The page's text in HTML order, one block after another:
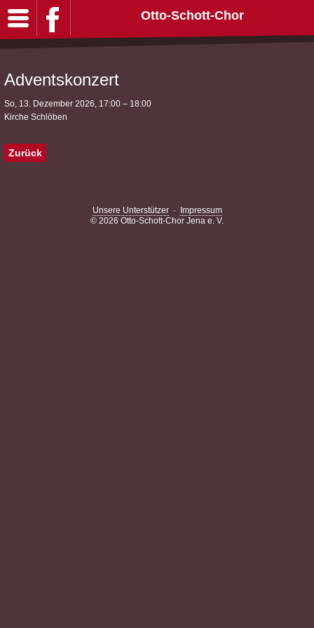
Otto-Schott-Chor
Adventskonzert
So, 13. Dezember 2026, 17:00 – 18:00
Kirche Schlöben
Zurück
Unsere Unterstützer·
Impressum
© 2026 Otto-Schott-Chor Jena e. V.